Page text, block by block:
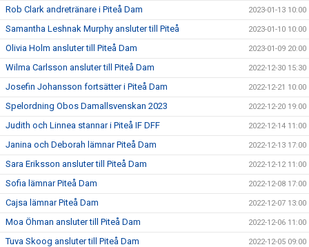
Rob Clark andretränare i Piteå Dam 2023-01-13 10:00
Samantha Leshnak Murphy ansluter till Piteå 2023-01-10 10:00
Olivia Holm ansluter till Piteå Dam 2023-01-09 20:00
Wilma Carlsson ansluter till Piteå Dam 2022-12-30 15:30
Josefin Johansson fortsätter i Piteå Dam 2022-12-21 10:00
Spelordning Obos Damallsvenskan 2023 2022-12-20 19:00
Judith och Linnea stannar i Piteå IF DFF 2022-12-14 11:00
Janina och Deborah lämnar Piteå Dam 2022-12-13 17:00
Sara Eriksson ansluter till Piteå Dam 2022-12-12 11:00
Sofia lämnar Piteå Dam 2022-12-08 17:00
Cajsa lämnar Piteå Dam 2022-12-07 13:00
Moa Öhman ansluter till Piteå Dam 2022-12-06 11:00
Tuva Skoog ansluter till Piteå Dam 2022-12-05 09:00